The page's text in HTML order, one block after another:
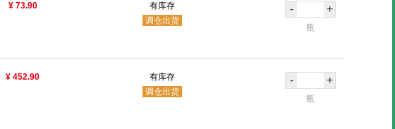
¥ 73.90
有库存
调仓出货
- +
瓶
¥ 452.90
有库存
调仓出货
- +
瓶